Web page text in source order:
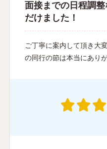
面接までの日程調
だけました！
ご丁寧に案内して頂き大
の同行の節は本当にあり